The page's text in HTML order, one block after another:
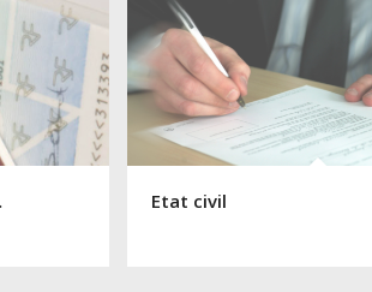
Etat civil